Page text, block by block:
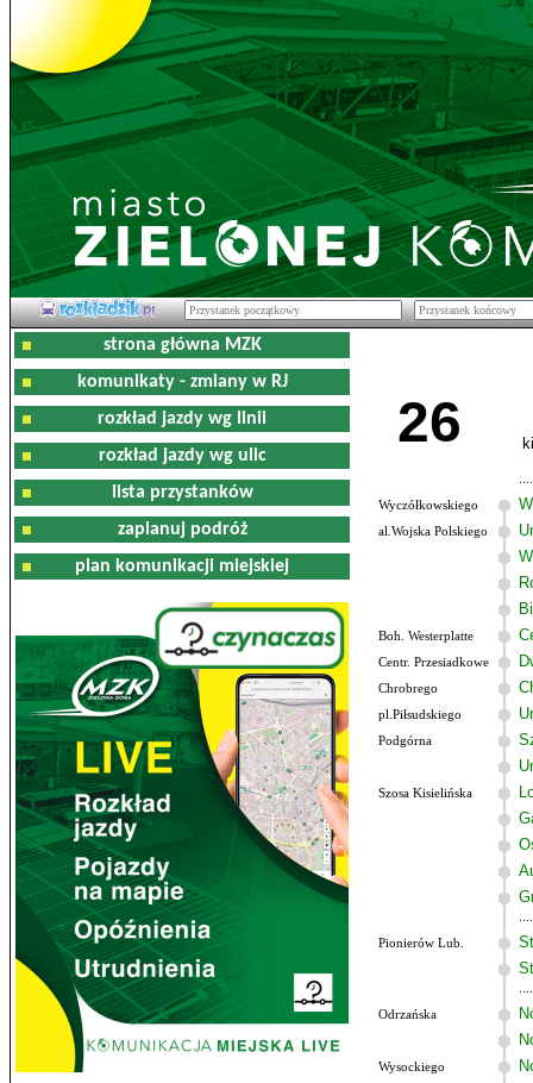
strona główna MZK
komunikaty - zmiany w RJ
rozkład jazdy wg linii
rozkład jazdy wg ulic
lista przystanków
zaplanuj podróż
plan komunikacji miejskiej
26
Wyczółkowskiego
al.Wojska Polskiego
Boh. Westerplatte
Centr. Przesiadkowe
Chrobrego
pl.Piłsudskiego
Podgórna
Szosa Kisielińska
Pionierów Lub.
Odrzańska
Wysockiego